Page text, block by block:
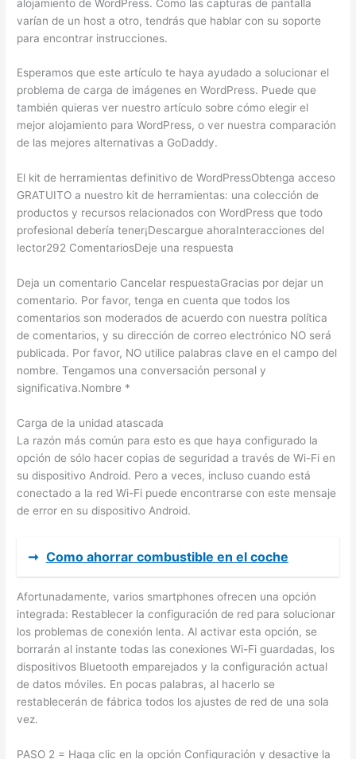
alojamiento de WordPress. Como las capturas de pantalla
varían de un host a otro, tendrás que hablar con su soporte
para encontrar instrucciones.
Esperamos que este artículo te haya ayudado a solucionar el
problema de carga de imágenes en WordPress. Puede que
también quieras ver nuestro artículo sobre cómo elegir el
mejor alojamiento para WordPress, o ver nuestra comparación
de las mejores alternativas a GoDaddy.
El kit de herramientas definitivo de WordPressObtenga acceso
GRATUITO a nuestro kit de herramientas: una colección de
productos y recursos relacionados con WordPress que todo
profesional debería tener¡Descargue ahoraInteracciones del
lector292 ComentariosDeje una respuesta
Deja un comentario Cancelar respuestaGracias por dejar un
comentario. Por favor, tenga en cuenta que todos los
comentarios son moderados de acuerdo con nuestra política
de comentarios, y su dirección de correo electrónico NO será
publicada. Por favor, NO utilice palabras clave en el campo del
nombre. Tengamos una conversación personal y
significativa.Nombre *
Carga de la unidad atascada
La razón más común para esto es que haya configurado la
opción de sólo hacer copias de seguridad a través de Wi-Fi en
su dispositivo Android. Pero a veces, incluso cuando está
conectado a la red Wi-Fi puede encontrarse con este mensaje
de error en su dispositivo Android.
➞ Como ahorrar combustible en el coche
Afortunadamente, varios smartphones ofrecen una opción
integrada: Restablecer la configuración de red para solucionar
los problemas de conexión lenta. Al activar esta opción, se
borrarán al instante todas las conexiones Wi-Fi guardadas, los
dispositivos Bluetooth emparejados y la configuración actual
de datos móviles. En pocas palabras, al hacerlo se
restablecerán de fábrica todos los ajustes de red de una sola
vez.
PASO 2 = Haga clic en la opción Configuración y desactive la